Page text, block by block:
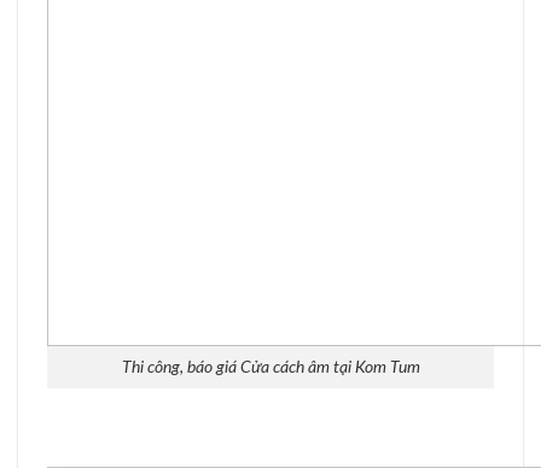
Thi công, báo giá Cửa cách âm tại Kom Tum